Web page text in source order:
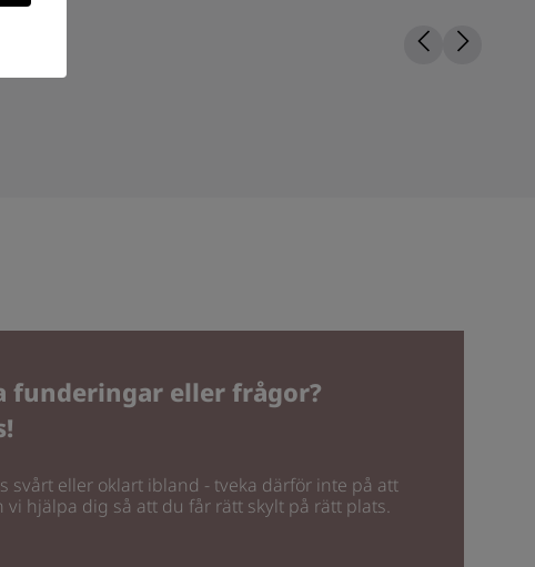
funderingar eller frågor?
svårt eller oklart ibland - tveka därför inte på att
vi hjälpa dig så att du får rätt skylt på rätt plats.